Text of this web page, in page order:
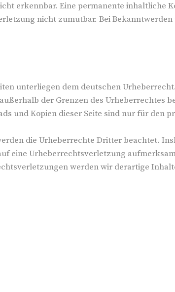
erkennbar. Eine permanente inhaltliche
nicht zumutbar. Bei Bekanntwerden
unterliegen dem deutschen
der Grenzen des Urheberrechtes
und Kopien dieser Seite sind nur für den
die Urheberrechte Dritter beachtet.
eine Urheberrechtsverletzung
werden wir derartige